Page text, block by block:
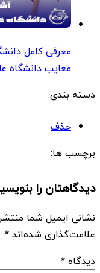
معرفی کامل
معایب دانشگاه
دسته بندی:
حذف
برچسب ها:
دیدگاهتان را
نشانی ایمیل شما
علامت‌گذاری شده‌اند*
دیدگاه*